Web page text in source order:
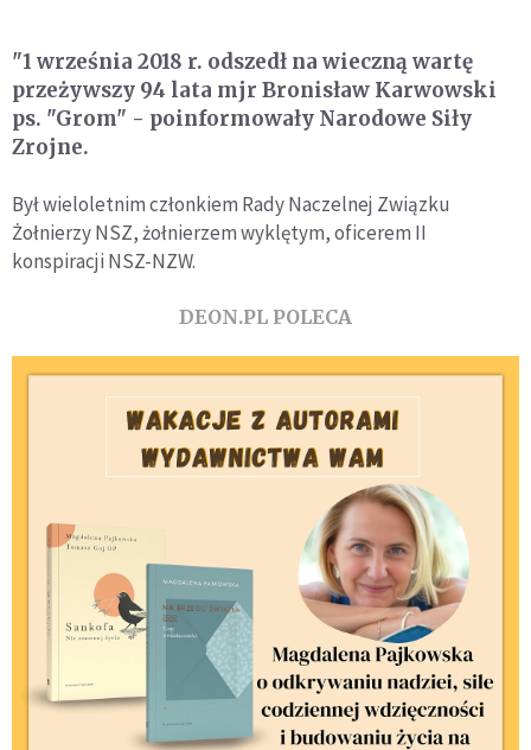
"1 września 2018 r. odszedł na wieczną wartę
przeżywszy 94 lata mjr Bronisław Karwowski
ps. "Grom" - poinformowały Narodowe Siły
Zrojne.
Był wieloletnim członkiem Rady Naczelnej Związku
Żołnierzy NSZ, żołnierzem wyklętym, oficerem II
konspiracji NSZ-NZW.
DEON.PL POLECA